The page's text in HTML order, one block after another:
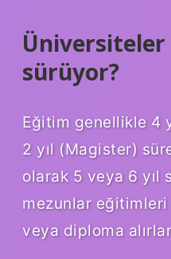
sürüyor?
Eğitim genellikle 4
2 yıl (Magister)
olarak 5 veya 6 yıl
mezunlar
veya diploma